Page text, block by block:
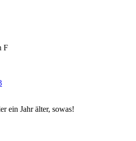
F
ein Jahr älter, sowas!